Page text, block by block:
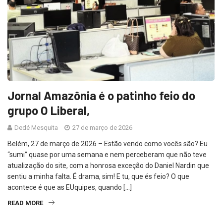
Jornal Amazônia é o patinho feio do
grupo O Liberal,
Dedé Mesquita 27 de março de 2026
Belém, 27 de março de 2026 – Estão vendo como vocês são? Eu
“sumi” quase por uma semana e nem perceberam que não teve
atualização do site, com a honrosa exceção do Daniel Nardin que
sentiu a minha falta. É drama, sim! E tu, que és feio? O que
acontece é que as EUquipes, quando […]
READ MORE